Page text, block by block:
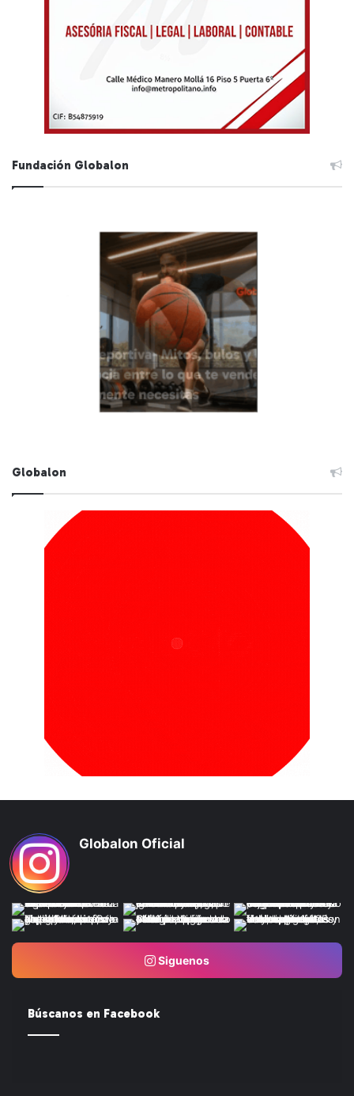
Fundación Globalon
Globalon
Globalon Oficial
Siguenos
Búscanos en Facebook